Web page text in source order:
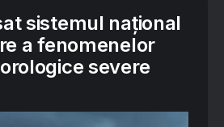
sistemul național
a fenomenelor
severe